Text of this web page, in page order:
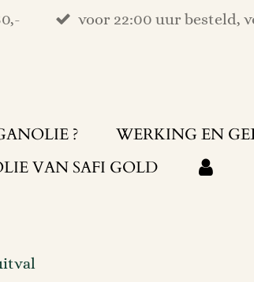
voor 22:00 uur besteld,
? WERKING EN
VAN SAFI GOLD